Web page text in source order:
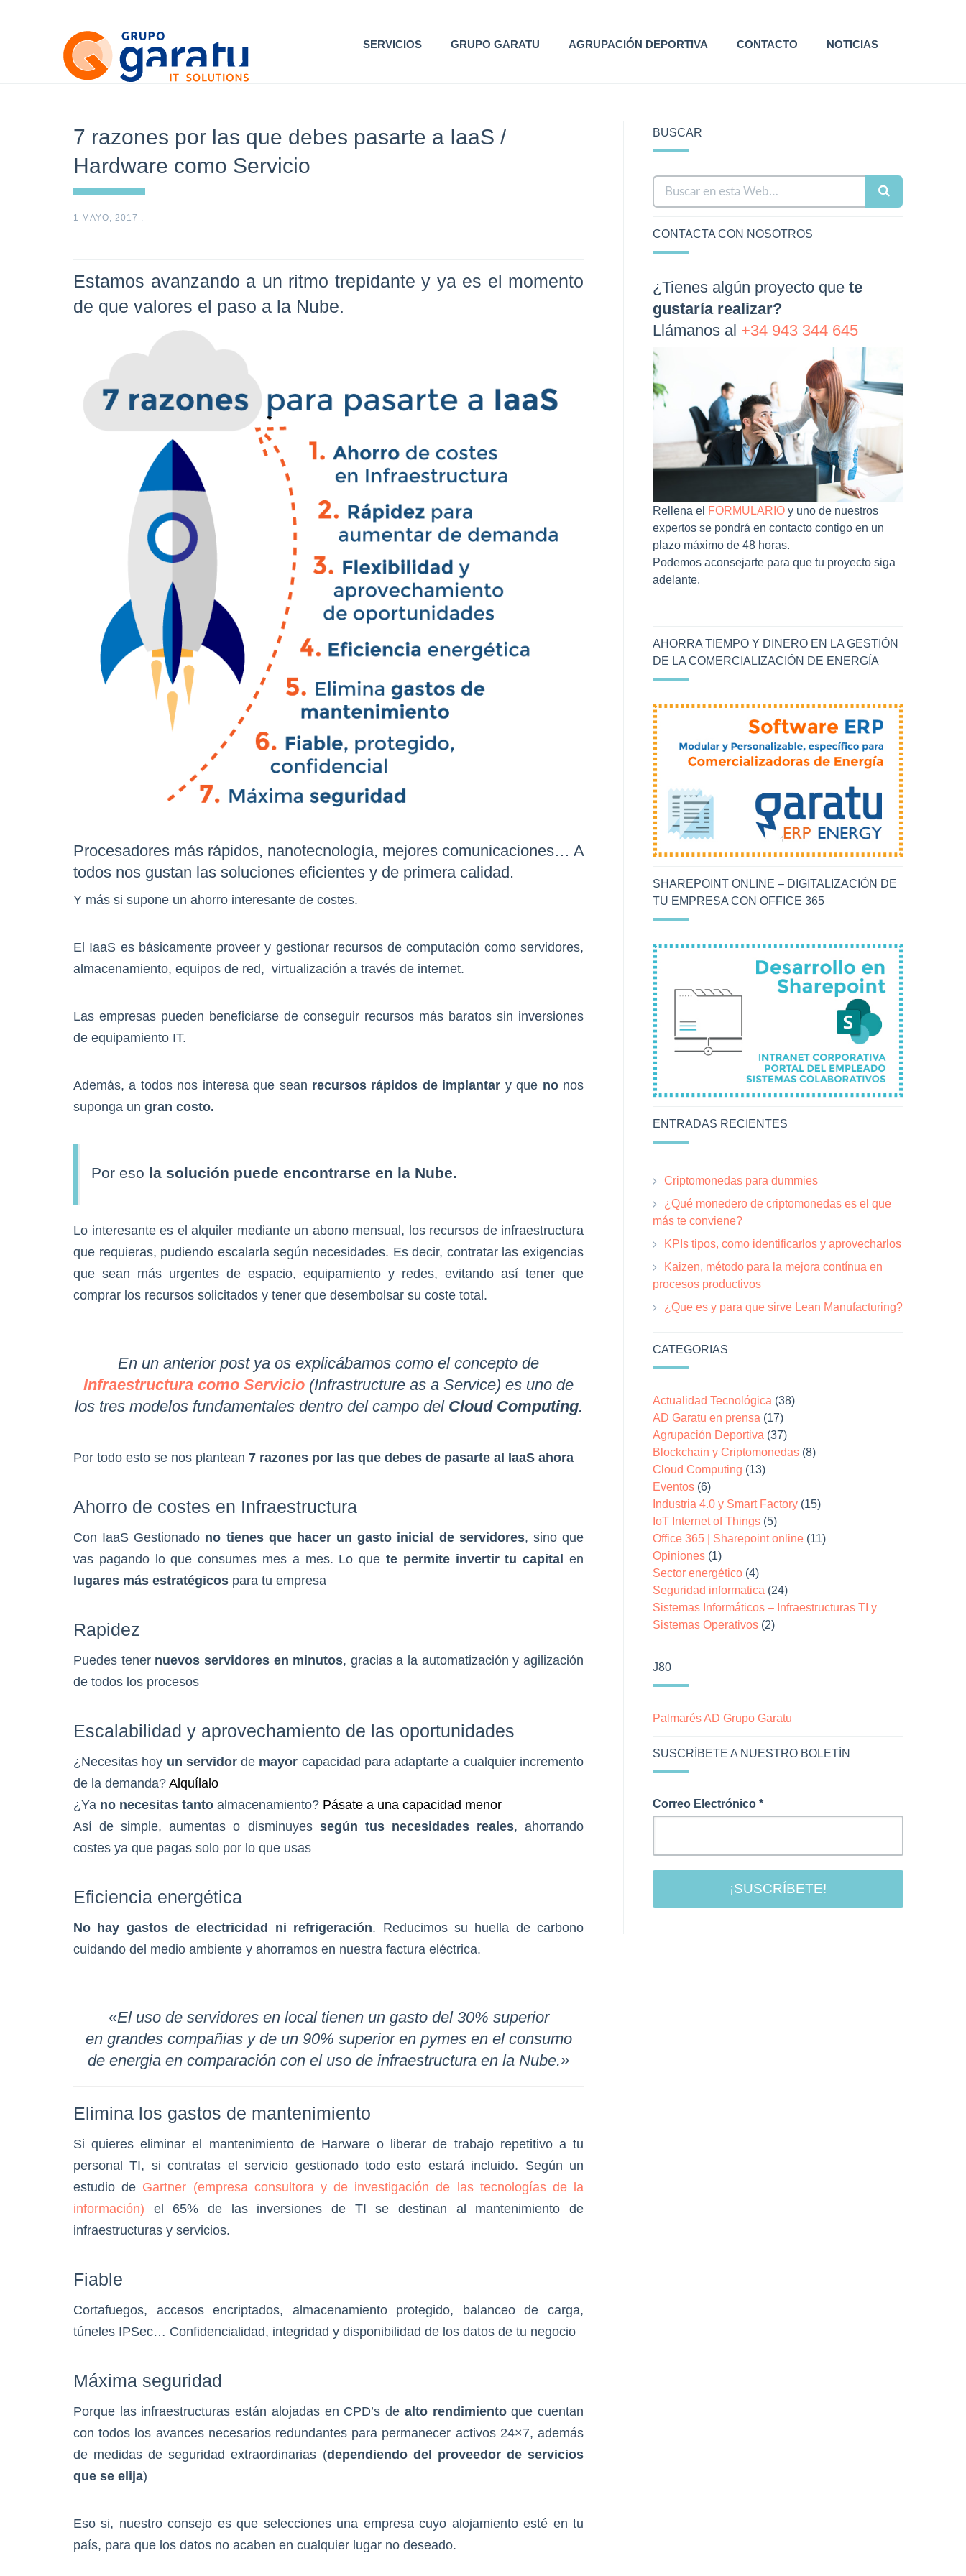
SERVICIOS GRUPO GARATU AGRUPACIÓN DEPORTIVA CONTACTO NOTICIAS
7 razones por las que debes pasarte a IaaS /
Hardware como Servicio
1 MAYO, 2017 .
Estamos avanzando a un ritmo trepidante y ya es el momento
de que valores el paso a la Nube.
Procesadores más rápidos, nanotecnología, mejores comunicaciones… A
todos nos gustan las soluciones eficientes y de primera calidad.
Y más si supone un ahorro interesante de costes.
El IaaS es básicamente proveer y gestionar recursos de computación como servidores,
almacenamiento, equipos de red, virtualización a través de internet.
Las empresas pueden beneficiarse de conseguir recursos más baratos sin inversiones
de equipamiento IT.
Además, a todos nos interesa que sean recursos rápidos de implantar y que nonos
suponga un gran costo.
Por eso la solución puede encontrarse en la Nube.
Lo interesante es el alquiler mediante un abono mensual, los recursos de infraestructura
que requieras, pudiendo escalarla según necesidades. Es decir, contratar las exigencias
que sean más urgentes de espacio, equipamiento y redes, evitando así tener que
comprar los recursos solicitados y tener que desembolsar su coste total.
En un anterior post ya os explicábamos como el concepto de
Infraestructura como Servicio (Infrastructure as a Service) es uno de
los tres modelos fundamentales dentro del campo del Cloud Computing.
Por todo esto se nos plantean 7 razones por las que debes de pasarte al IaaS ahora
Ahorro de costes en Infraestructura
Con IaaS Gestionado no tienes que hacer un gasto inicial de servidores, sino que
vas pagando lo que consumes mes a mes. Lo que te permite invertir tu capital
en
lugares más estratégicos para tu empresa
Rapidez
Puedes tener nuevos servidores en minutos, gracias a la automatización y agilización
de todos los procesos
Escalabilidad y aprovechamiento de las oportunidades
¿Necesitas hoy un servidorde mayor capacidad para adaptarte a cualquier incremento
de la demanda? Alquílalo
¿Ya no necesitas tanto almacenamiento? Pásate a una capacidad menor
Así de simple, aumentas o disminuyes según tus necesidades reales, ahorrando
costes ya que pagas solo por lo que usas
Eficiencia energética
No hay gastos de electricidad ni refrigeración. Reducimos su huella de carbono
cuidando del medio ambiente y ahorramos en nuestra factura eléctrica.
«El uso de servidores en local tienen un gasto del 30% superior
en grandes compañias y de un 90% superior en pymes en el consumo
de energia en comparación con el uso de infraestructura en la Nube.»
Elimina los gastos de mantenimiento
Si quieres eliminar el mantenimiento de Harware o liberar de trabajo repetitivo a tu
personal TI, si contratas el servicio gestionado todo esto estará incluido. Según un
estudio de Gartner (empresa consultora y de investigación de las tecnologías de la
información) el 65% de las inversiones de TI se destinan al mantenimiento de
infraestructuras y servicios.
Fiable
Cortafuegos, accesos encriptados, almacenamiento protegido, balanceo de carga,
túneles IPSec… Confidencialidad, integridad y disponibilidad de los datos de tu negocio
Máxima seguridad
Porque las infraestructuras están alojadas en CPD’s de alto rendimientoque cuentan
con todos los avances necesarios redundantes para permanecer activos 24×7, además
de medidas de seguridad extraordinarias (dependiendo del proveedor de servicios
que se elija)
Eso si, nuestro consejo es que selecciones una empresa cuyo alojamiento esté en tu
país, para que los datos no acaben en cualquier lugar no deseado.
BUSCAR
CONTACTA CON NOSOTROS
¿Tienes algún proyecto que te
gustaría realizar?
Llámanos al +34 943 344 645
Rellena el FORMULARIO y uno de nuestros
expertos se pondrá en contacto contigo en un
plazo máximo de 48 horas.
Podemos aconsejarte para que tu proyecto siga
adelante.
AHORRA TIEMPO Y DINERO EN LA GESTIÓN
DE LA COMERCIALIZACIÓN DE ENERGÍA
SHAREPOINT ONLINE – DIGITALIZACIÓN DE
TU EMPRESA CON OFFICE 365
ENTRADAS RECIENTES
Criptomonedas para dummies
¿Qué monedero de criptomonedas es el que
más te conviene?
KPIs tipos, como identificarlos y aprovecharlos
Kaizen, método para la mejora contínua en
procesos productivos
¿Que es y para que sirve Lean Manufacturing?
CATEGORIAS
Actualidad Tecnológica (38)
AD Garatu en prensa (17)
Agrupación Deportiva (37)
Blockchain y Criptomonedas (8)
Cloud Computing (13)
Eventos (6)
Industria 4.0 y Smart Factory (15)
IoT Internet of Things (5)
Office 365 | Sharepoint online (11)
Opiniones (1)
Sector energético (4)
Seguridad informatica (24)
Sistemas Informáticos – Infraestructuras TI y
Sistemas Operativos (2)
J80
Palmarés AD Grupo Garatu
SUSCRÍBETE A NUESTRO BOLETÍN
Correo Electrónico *